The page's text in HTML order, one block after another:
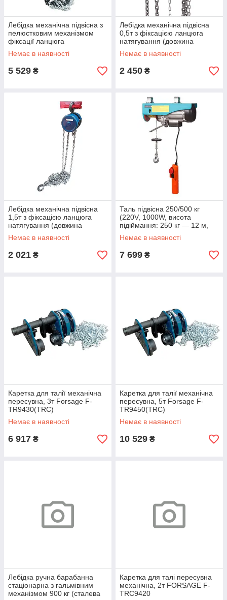
Лебідка механічна підвісна з
пелюстковим механізмом
фіксації ланцюга
натягування, 2т
Немає в наявності
5 529 ₴
Лебідка механічна підвісна
0,5т з фіксацією ланцюга
натягування (довжина
ланцюга - 2,5) в кейсі
Немає в наявності
2 450 ₴
Лебідка механічна підвісна
1,5т з фіксацією ланцюга
натягування (довжина
ланцюга - 2,5)
Немає в наявності
2 021 ₴
Таль підвісна 250/500 кг
(220V, 1000W, висота
підіймання: 250 кг — 12 м,
500 кг — 6 м) Forsage F-
TRH1005
Немає в наявності
7 699 ₴
Каретка для талії механічна
пересувна, 3т Forsage F-
TR9430(TRC)
Немає в наявності
6 917 ₴
Каретка для талії механічна
пересувна, 5т Forsage F-
TR9450(TRC)
Немає в наявності
10 529 ₴
Лебідка ручна барабанна
стаціонарна з гальмівним
механізмом 900 кг (сталева
Каретка для талі пересувна
механічна, 2т FORSAGE F-
TRC9420